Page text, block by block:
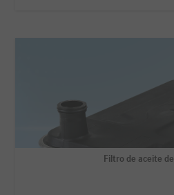
Filtro de aceite